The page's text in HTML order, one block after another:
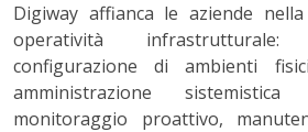
Digiway affianca le aziende
operatività
configurazione di ambienti
amministrazione
monitoraggio proattivo,